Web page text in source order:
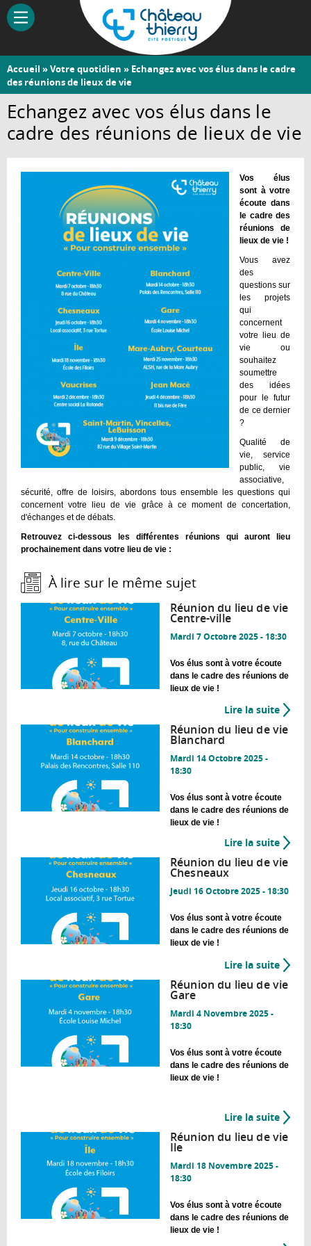
Aller
contenu
Château-
Thierry
Vous
êtes
ici
Accueil »Votre quotidien » Echangez avec vos élus dans le cadre
des réunions de lieux de vie
Echangez avec vos élus dans le
cadre des réunions de lieux de vie
Vos élus
sont à votre
écoute dans
le cadre des
réunions de
lieux de vie !
Vous avez
des
questions sur
les projets
qui
concernent
votre lieu de
vie ou
souhaitez
soumettre
des idées
pour le futur
de ce dernier
?
Qualité de
vie, service
public, vie
associative,
sécurité, offre de loisirs, abordons tous ensemble les questions qui
concernent votre lieu de vie grâce à ce moment de concertation,
d'échanges et de débats.
Retrouvez ci-dessous les différentes réunions qui auront lieu
prochainement dans votre lieu de vie :
À lire sur le même sujet :
Réunion du lieu de vie
Centre-ville
Mardi 7 Octobre 2025 - 18:30
Vos élus sont à votre écoute
dans le cadre des réunions de
lieux de vie !
Lire la suite de
ville
Réunion du lieu de vie
Blanchard
Mardi 14 Octobre 2025 -
18:30
Vos élus sont à votre écoute
dans le cadre des réunions de
lieux de vie !
Lire la suite de
lieu
vie
Réunion du lieu de vie
Chesneaux
Jeudi 16 Octobre 2025 - 18:30
Vos élus sont à votre écoute
dans le cadre des réunions de
lieux de vie !
Lire la suite de
Réunion du lieu de vie
Gare
Mardi 4 Novembre 2025 -
18:30
Vos élus sont à votre écoute
dans le cadre des réunions de
lieux de vie !
Lire la suite de
Gare
Réunion du lieu de vie
Ile
Mardi 18 Novembre 2025 -
18:30
Vos élus sont à votre écoute
dans le cadre des réunions de
lieux de vie !